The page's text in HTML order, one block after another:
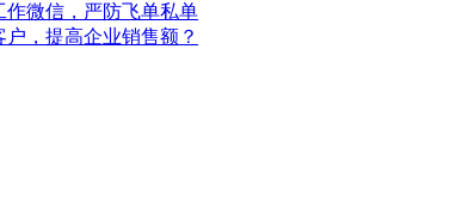
作微信，严防飞单私单
，提高企业销售额？